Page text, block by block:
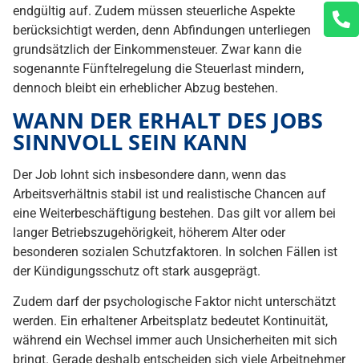
endgültig auf. Zudem müssen steuerliche Aspekte
berücksichtigt werden, denn Abfindungen unterliegen
grundsätzlich der Einkommensteuer. Zwar kann die
sogenannte Fünftelregelung die Steuerlast mindern,
dennoch bleibt ein erheblicher Abzug bestehen.
WANN DER ERHALT DES JOBS
SINNVOLL SEIN KANN
Der Job lohnt sich insbesondere dann, wenn das
Arbeitsverhältnis stabil ist und realistische Chancen auf
eine Weiterbeschäftigung bestehen. Das gilt vor allem bei
langer Betriebszugehörigkeit, höherem Alter oder
besonderen sozialen Schutzfaktoren. In solchen Fällen ist
der Kündigungsschutz oft stark ausgeprägt.
Zudem darf der psychologische Faktor nicht unterschätzt
werden. Ein erhaltener Arbeitsplatz bedeutet Kontinuität,
während ein Wechsel immer auch Unsicherheiten mit sich
bringt. Gerade deshalb entscheiden sich viele Arbeitnehmer